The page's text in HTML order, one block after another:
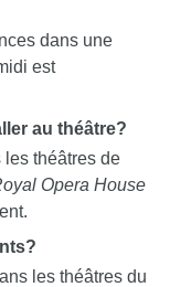
dans une
est
au théâtre?
théâtres de
Opera House
les théâtres du